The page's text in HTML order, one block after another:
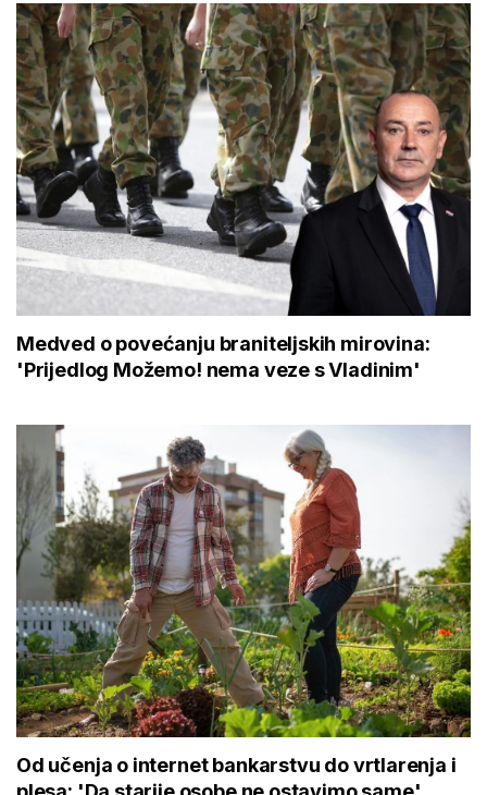
Medved o povećanju braniteljskih mirovina:
'Prijedlog Možemo! nema veze s Vladinim'
Od učenja o internet bankarstvu do vrtlarenja i